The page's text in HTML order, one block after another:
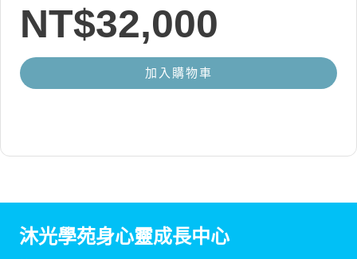
價
NT$32,000
前
格：
加入購物車
沐光學苑身心靈成長中心